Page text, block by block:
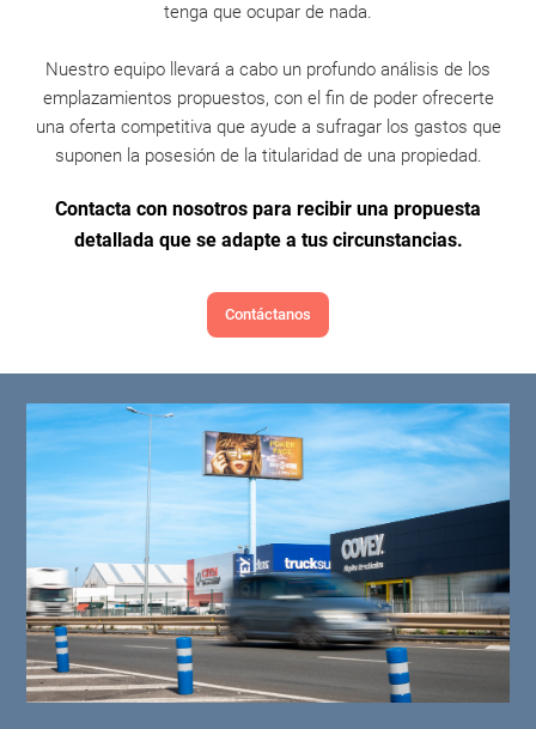
tenga que ocupar de nada.
Nuestro equipo llevará a cabo un profundo análisis de los
emplazamientos propuestos, con el fin de poder ofrecerte
una oferta competitiva que ayude a sufragar los gastos que
suponen la posesión de la titularidad de una propiedad.
Contacta con nosotros para recibir una propuesta
detallada que se adapte a tus circunstancias.
Contáctanos